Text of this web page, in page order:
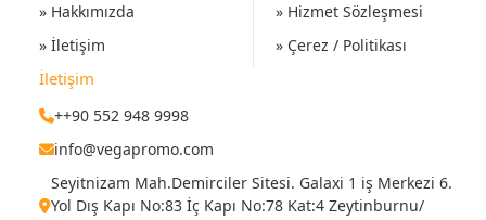
» Hakkımızda
» İletişim
» Hizmet Sözleşmesi
» Çerez / Politikası
İletişim
++90 552 948 9998
info@vegapromo.com
Seyitnizam Mah.Demirciler Sitesi. Galaxi 1 iş Merkezi 6.
Yol Dış Kapı No:83 İç Kapı No:78 Kat:4 Zeytinburnu/